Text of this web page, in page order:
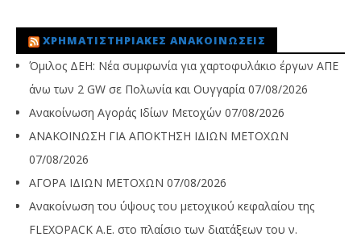
ΧΡΗΜΑΤΙΣΤΗΡΙΑΚΈΣ ΑΝΑΚΟΙΝΏΣΕΙΣ
Όμιλος ΔΕΗ: Νέα συμφωνία για χαρτοφυλάκιο έργων ΑΠΕ
άνω των 2 GW σε Πολωνία και Ουγγαρία 07/08/2026
Ανακοίνωση Αγοράς Ιδίων Μετοχών 07/08/2026
ΑΝΑΚΟΙΝΩΣΗ ΓΙΑ ΑΠΟΚΤΗΣΗ ΙΔΙΩΝ ΜΕΤΟΧΩΝ
07/08/2026
ΑΓΟΡΑ ΙΔΙΩΝ ΜΕΤΟΧΩΝ 07/08/2026
Ανακοίνωση του ύψους του μετοχικού κεφαλαίου της
FLEXOPACK A.E. στο πλαίσιο των διατάξεων του ν.